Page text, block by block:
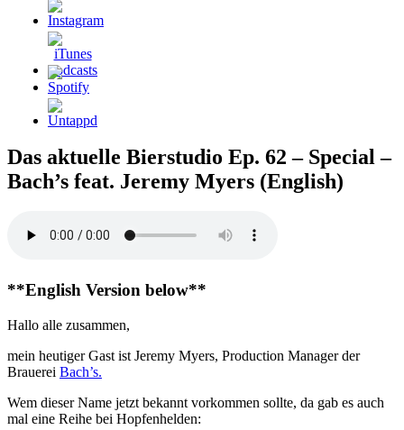
Das aktuelle Bierstudio Ep. 62 – Special –
Bach’s feat. Jeremy Myers (English)
**English Version below**
Hallo alle zusammen,
mein heutiger Gast ist Jeremy Myers, Production Manager der
Brauerei Bach’s.
Wem dieser Name jetzt bekannt vorkommen sollte, da gab es auch
mal eine Reihe bei Hopfenhelden: